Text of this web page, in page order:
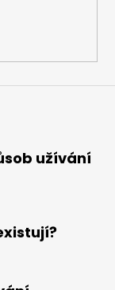
užívání